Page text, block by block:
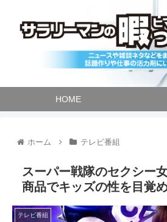
HOME
ホーム テレビ番組
スーパー戦隊のセクシー
商品でキッズの性を目覚
テレビ番組